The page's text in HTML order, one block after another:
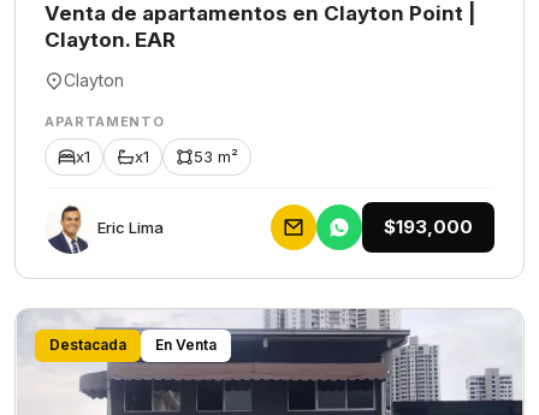
Venta de apartamentos en Clayton Point |
Clayton. EAR
Clayton
APARTAMENTO
x1 x1 53 m²
Eric Lima $193,000
Destacada En Venta